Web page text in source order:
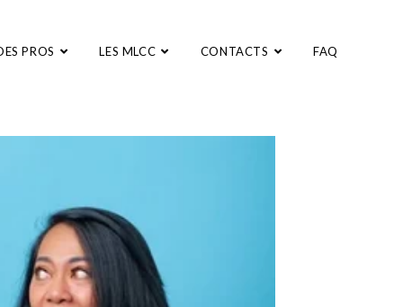
PROS LES MLCC CONTACTS FAQ